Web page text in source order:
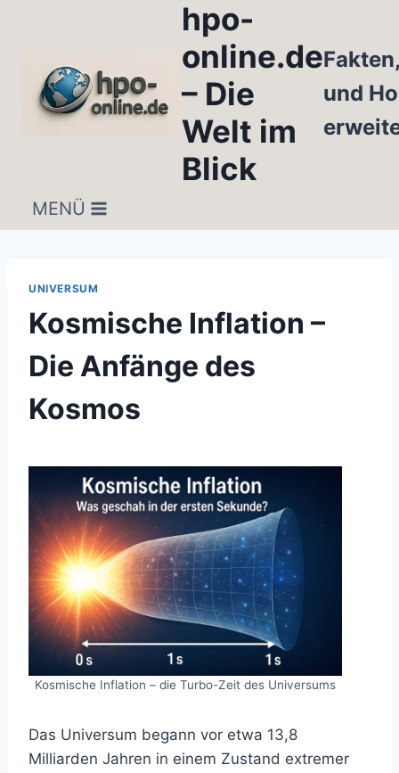
hpo-
online.de
– Die
Welt im
Blick
und
MENÜ
UNIVERSUM
Kosmische Inflation –
Die Anfänge des
Kosmos
Kosmische Inflation – die Turbo-Zeit des Universums
Das Universum begann vor etwa 13,8
Milliarden Jahren in einem Zustand extremer